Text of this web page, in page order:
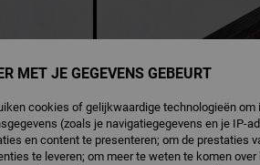
MET JE GEGEVENS GEBEURT
cookies of gelijkwaardige technologieën
(zoals je navigatiegegevens en je IP-
en content te presenteren; om de prestaties
te leveren; om meer te weten te komen